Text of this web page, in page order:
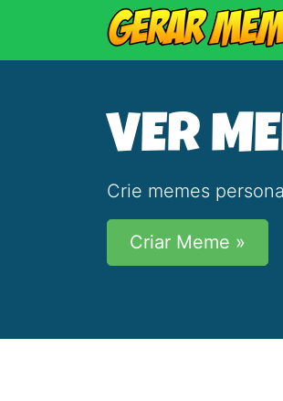
VER
Crie memes
Criar Meme »